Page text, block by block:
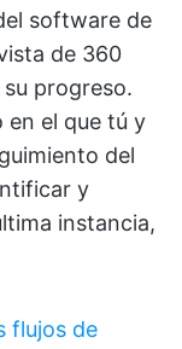
software de
de 360
progreso.
en el que tú y
del
y
instancia,
flujos de